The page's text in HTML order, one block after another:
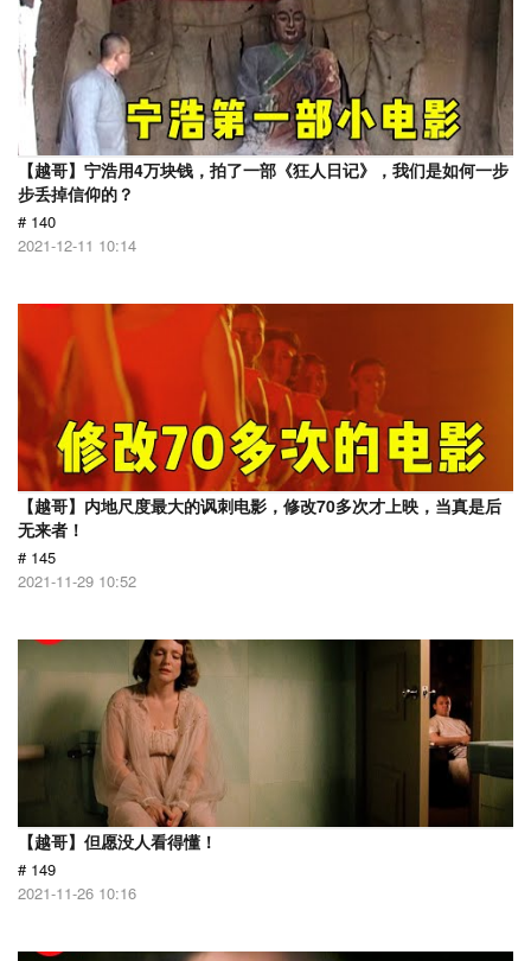
【越哥】宁浩用4万块钱，拍了一部《狂人日记》，我们是如何一步
步丢掉信仰的？
# 140
2021-12-11 10:14
【越哥】内地尺度最大的讽刺电影，修改70多次才上映，当真是后
无来者！
# 145
2021-11-29 10:52
【越哥】但愿没人看得懂！
# 149
2021-11-26 10:16